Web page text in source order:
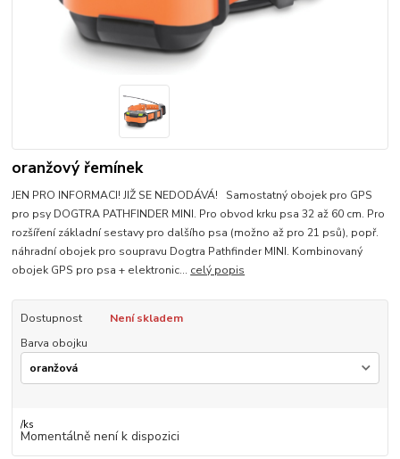
oranžový řemínek
JEN PRO INFORMACI! JIŽ SE NEDODÁVÁ! Samostatný obojek pro GPS
pro psy DOGTRA PATHFINDER MINI. Pro obvod krku psa 32 až 60 cm. Pro
rozšíření základní sestavy pro dalšího psa (možno až pro 21 psů), popř.
náhradní obojek pro soupravu Dogtra Pathfinder MINI. Kombinovaný
obojek GPS pro psa + elektronic... celý popis
Dostupnost
Není skladem
Barva obojku
/ks
Momentálně není k dispozici